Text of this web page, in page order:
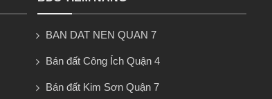
BAN DAT NEN QUAN 7
Bán đất Công Ích Quận 4
Bán đất Kim Sơn Quận 7